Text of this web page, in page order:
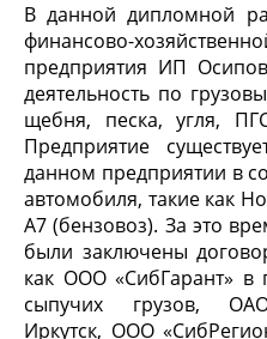
В данной дипломной
финансово-
предприятия ИП
деятельность по
щебня, песка, угля,
Предприятие
данном предприятии в
автомобиля, такие как
A7 (бензовоз). За это
были заключены
как ООО «СибГарант» в
сыпучих грузов, ОАО
Иркутск, ООО